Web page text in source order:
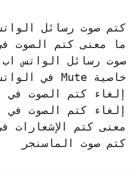
كتم صوت رسائل
ما معنى كتم الصوت
صوت رسائل الواتس اب
خاصية Mute في الواتس آب
إلغاء كتم الصوت في
إلغاء كتم الصوت في
معنى كتم الإشعارات
كتم صوت الماسنجر